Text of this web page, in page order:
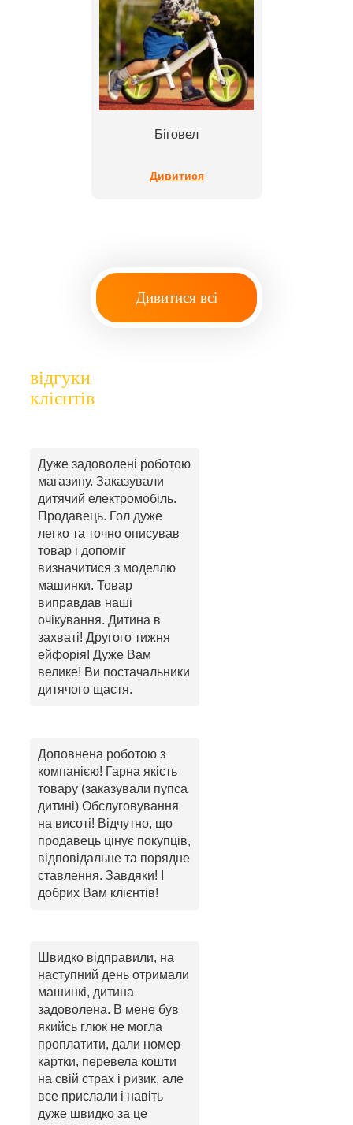
Біговел
Дивитися
Дивитися всі
відгуки
клієнтів
Дуже задоволені роботою
магазину. Заказували
дитячий електромобіль.
Продавець. Гол дуже
легко та точно описував
товар і допоміг
визначитися з моделлю
машинки. Товар
виправдав наші
очікування. Дитина в
захваті! Другого тижня
ейфорія! Дуже Вам
велике! Ви постачальники
дитячого щастя.
Доповнена роботою з
компанією! Гарна якість
товару (заказували пупса
дитині) Обслуговування
на висоті! Відчутно, що
продавець цінує покупців,
відповідальне та порядне
ставлення. Завдяки! І
добрих Вам клієнтів!
Швидко відправили, на
наступний день отримали
машинкі, дитина
задоволена. В мене був
якийсь глюк не могла
проплатити, дали номер
картки, перевела кошти
на свій страх і ризик, але
все прислали і навіть
дуже швидко за це